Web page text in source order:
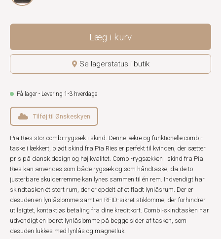
Læg i kurv
Se lagerstatus i butik
På lager - Levering 1-3 hverdage
Tilføj til Ønskeskyen
Pia Ries stor combi-rygsæk i skind. Denne lækre og funktionelle combi-
taske i lækkert, blødt skind fra Pia Ries er perfekt til kvinden, der sætter
pris på dansk design og høj kvalitet. Combi-rygsækken i skind fra Pia
Ries kan anvendes som både rygsæk og som håndtaske, da de to
justerbare skulderremme kan lynes sammen til én rem. Indvendigt har
skindtasken ét stort rum, der er opdelt af et fladt lynlåsrum. Der er
desuden en lynlåslomme samt en RFID-sikret stiklomme, der forhindrer
utilsigtet, kontaktløs betaling fra dine kreditkort. Combi-skindtasken har
udvendigt en lodret lynlåslomme på begge sider af tasken, som
desuden lukkes med lynlås og magnetluk.